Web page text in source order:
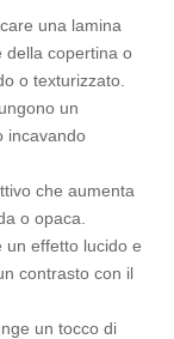
una lamina
della copertina o
o texturizzato.
un
incavando
che aumenta
o opaca.
effetto lucido e
contrasto con il
un tocco di